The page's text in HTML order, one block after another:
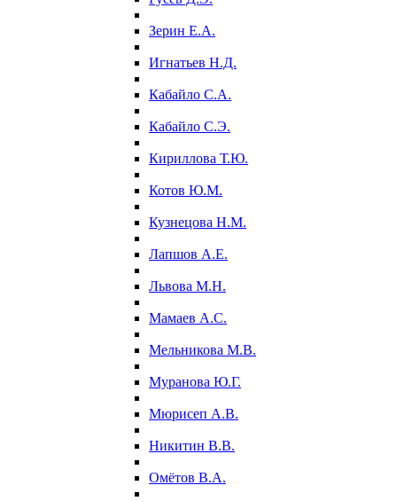
Зерин Е.А.
Игнатьев Н.Д.
Кабайло С.А.
Кабайло С.Э.
Кириллова Т.Ю.
Котов Ю.М.
Кузнецова Н.М.
Лапшов А.Е.
Львова М.Н.
Мамаев А.С.
Мельникова М.В.
Муранова Ю.Г.
Мюрисеп А.В.
Никитин В.В.
Омётов В.А.